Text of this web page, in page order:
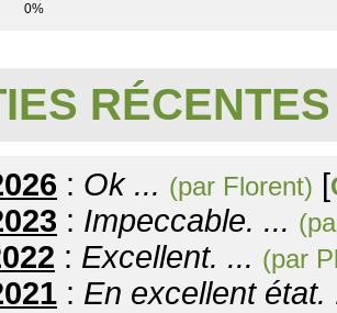
0%
RÉCENTES
: Ok ... (par Florent) [
: Impeccable. ...
: Excellent. ... (par
: En excellent